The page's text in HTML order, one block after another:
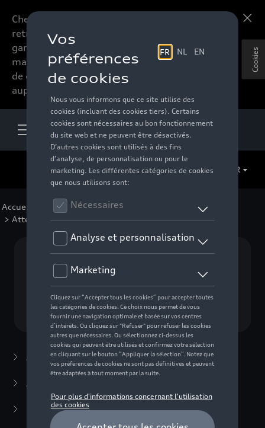
Chers accessoires-lovers,
retrouvez dorénavant toute la
gamme d’accessoires de votre
marque préférée sous forme
de catalogue à commander
auprès de votre distributeur.
FR
Accueil Pour votre Audi >
Attelages
> Attelages pivotants
Aucun modèle sélectionné (Tout afficher)
Choisissez un modèle
Accessoires d'été(7)
Accessoires d'hiver
Packs(38)
Cookies